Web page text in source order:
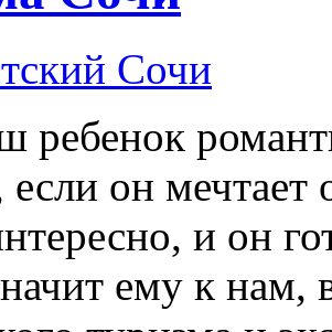
Сочи
ребенок
если он
и он
ему к нам,